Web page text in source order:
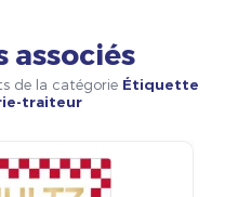
associés
de la catégorie Étiquette
traiteur